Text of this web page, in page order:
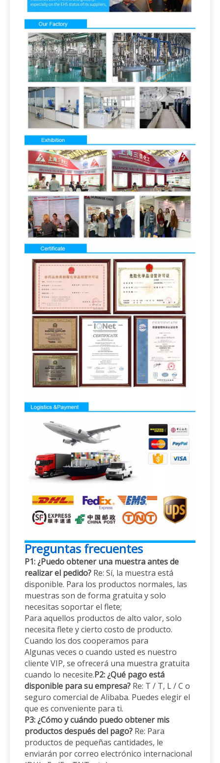
Preguntas frecuentes
P1: ¿Puedo obtener una muestra antes de
realizar el pedido? Re: Sí, la muestra está
disponible. Para los productos normales, las
muestras son de forma gratuita y solo
necesitas soportar el flete;
Para aquellos productos de alto valor, solo
necesita flete y cierto costo de producto.
Cuando los dos cooperamos para
Algunas veces o cuando usted es nuestro
cliente VIP, se ofrecerá una muestra gratuita
cuando lo necesite.P2: ¿Qué pago está
disponible para su empresa? Re: T / T, L / C o
seguro comercial de Alibaba. Puedes elegir el
que es conveniente para ti.
P3: ¿Cómo y cuándo puedo obtener mis
productos después del pago? Re: Para
productos de pequeñas cantidades, le
enviarán por correo electrónico internacional